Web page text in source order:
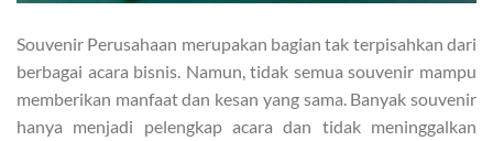
Souvenir Perusahaan merupakan bagian tak terpisahkan dari
berbagai acara bisnis. Namun, tidak semua souvenir mampu
memberikan manfaat dan kesan yang sama. Banyak souvenir
hanya menjadi pelengkap acara dan tidak meninggalkan